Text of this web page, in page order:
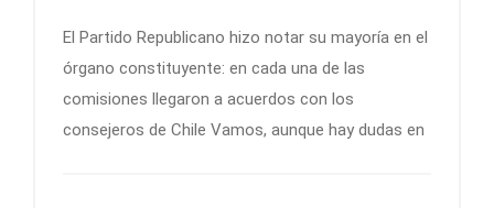
El Partido Republicano hizo notar su mayoría en el
órgano constituyente: en cada una de las
comisiones llegaron a acuerdos con los
consejeros de Chile Vamos, aunque hay dudas en